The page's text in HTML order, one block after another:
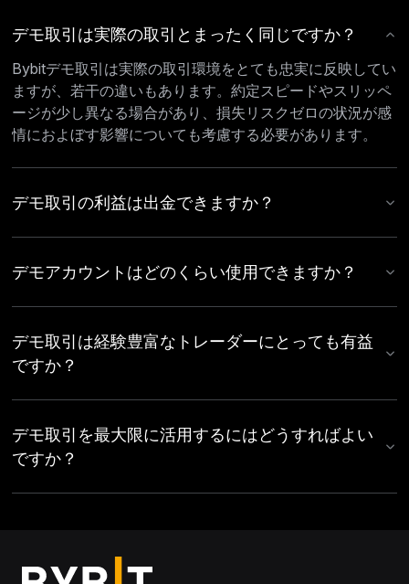
デモ取引は実際の取引とまったく同じですか？
Bybitデモ取引は実際の取引環境をとても忠実に反映してい
ますが、若干の違いもあります。約定スピードやスリッペ
ージが少し異なる場合があり、損失リスクゼロの状況が感
情におよぼす影響についても考慮する必要があります。
デモ取引の利益は出金できますか？
デモアカウントはどのくらい使用できますか？
デモ取引は経験豊富なトレーダーにとっても有益
ですか？
デモ取引を最大限に活用するにはどうすればよい
ですか？